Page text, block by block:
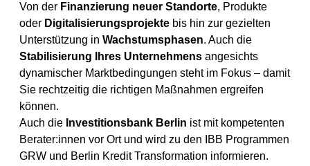
Von der Finanzierung neuer Standorte, Produkte
oder Digitalisierungsprojekte bis hin zur gezielten
Unterstützung in Wachstumsphasen. Auch die
Stabilisierung Ihres Unternehmens angesichts
dynamischer Marktbedingungen steht im Fokus – damit
Sie rechtzeitig die richtigen Maßnahmen ergreifen
können.
Auch die Investitionsbank Berlin ist mit kompetenten
Berater:innen vor Ort und wird zu den IBB Programmen
GRW und Berlin Kredit Transformation informieren.